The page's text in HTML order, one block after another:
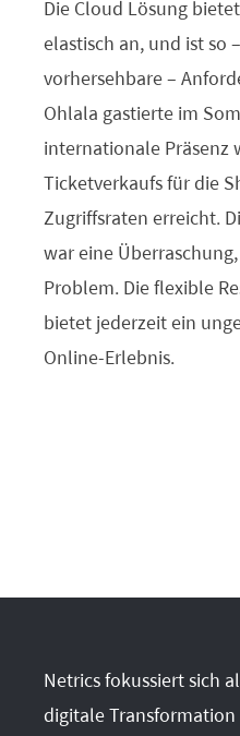
Die Cloud Lösung
elastisch an, und ist so
vorhersehbare –
Ohlala gastierte im
internationale Präsenz
Ticketverkaufs für die
Zugriffsraten erreicht.
war eine
Problem. Die flexible
bietet jederzeit ein
Online-Erlebnis.
Netrics fokussiert sich
digitale Transformation